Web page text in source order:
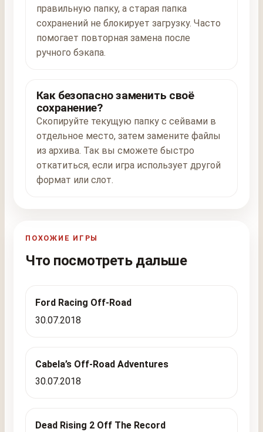
правильную папку, а старая папка
сохранений не блокирует загрузку. Часто
помогает повторная замена после
ручного бэкапа.
Как безопасно заменить своё
сохранение?
Скопируйте текущую папку с сейвами в
отдельное место, затем замените файлы
из архива. Так вы сможете быстро
откатиться, если игра использует другой
формат или слот.
ПОХОЖИЕ ИГРЫ
Что посмотреть дальше
Ford Racing Off-Road
30.07.2018
Cabela’s Off-Road Adventures
30.07.2018
Dead Rising 2 Off The Record